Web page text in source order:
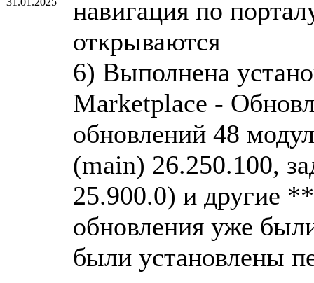
навигация по
открываются
6) Выполнена
Marketplace -
обновлений 48
(main) 26.250.100,
25.900.0) и другие
обновления уже
были установлены